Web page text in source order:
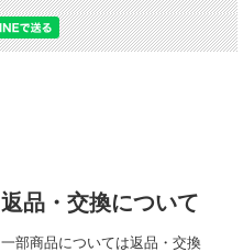
返品・交換について
一部商品については返品・交換